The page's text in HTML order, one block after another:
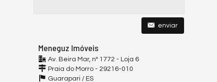
enviar
Meneguz Imóveis
Av. Beira Mar, nº 1772 - Loja 6
Praia do Morro - 29216-010
Guarapari / ES